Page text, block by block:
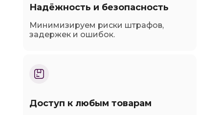
Надёжность и безопасность
Минимизируем риски штрафов,
задержек и ошибок.
Доступ к любым товарам